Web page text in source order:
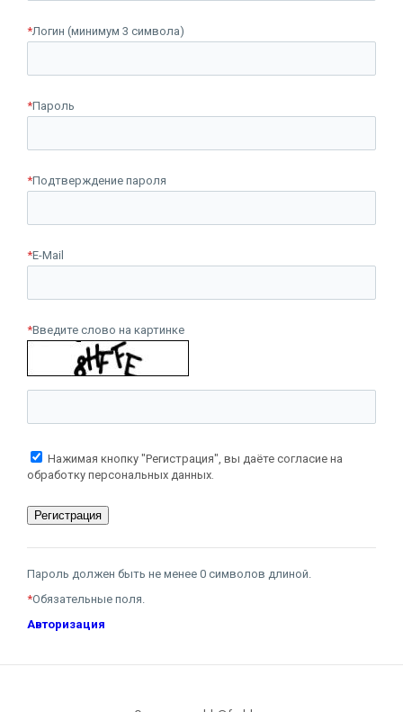
*Логин (минимум 3 символа)
*Пароль
*Подтверждение пароля
*E-Mail
*Введите слово на картинке
Нажимая кнопку "Регистрация", вы даёте согласие на
обработку персональных данных.
Пароль должен быть не менее 0 символов длиной.
*Обязательные поля.
Авторизация